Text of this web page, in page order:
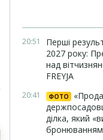
20:51
Перші
2027 року:
над
FREYJA
20:41 ФОТО
ділка, який
бронюванням